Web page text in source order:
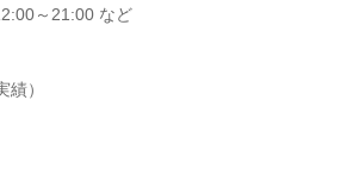
～21:00 など
）